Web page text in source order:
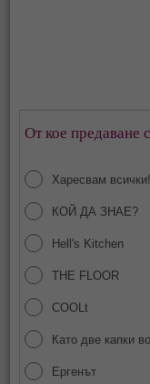
От кое предаване
Харесвам всички!
КОЙ ДА ЗНАЕ?
Hell's Kitchen
THE FLOOR
COOLt
Като две капки
Ергенът